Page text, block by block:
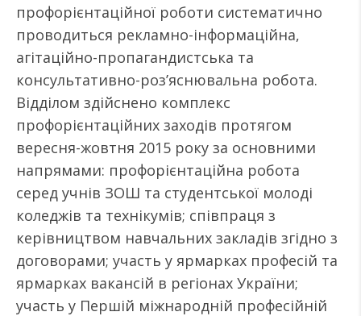
профорієнтаційної роботи систематично
проводиться рекламно-інформаційна,
агітаційно-пропагандистська та
консультативно-роз’яснювальна робота.
Відділом здійснено комплекс
профорієнтаційних заходів протягом
вересня-жовтня 2015 року за основними
напрямами: профорієнтаційна робота
серед учнів ЗОШ та студентської молоді
коледжів та технікумів; співпраця з
керівництвом навчальних закладів згідно з
договорами; участь у ярмарках професій та
ярмарках вакансій в регіонах України;
участь у Першій міжнародній професійній